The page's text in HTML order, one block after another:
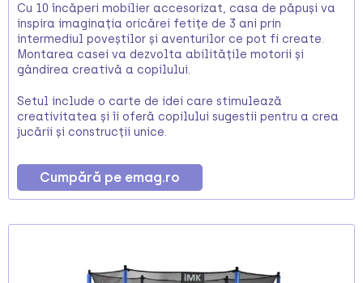
Cu 10 încăperi mobilier accesorizat, casa de păpuși va
inspira imaginația oricărei fetițe de 3 ani prin
intermediul poveștilor și aventurilor ce pot fi create.
Montarea casei va dezvolta abilitățile motorii și
gândirea creativă a copilului.
Setul include o carte de idei care stimulează
creativitatea și îi oferă copilului sugestii pentru a crea
jucării și construcții unice.
Cumpără pe emag.ro